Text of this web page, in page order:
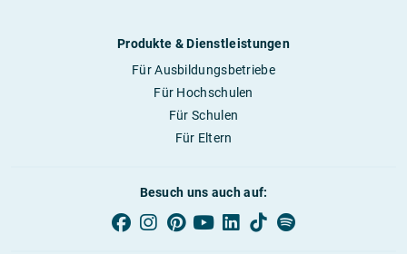
Produkte & Dienstleistungen
Für Ausbildungsbetriebe
Für Hochschulen
Für Schulen
Für Eltern
Besuch uns auch auf: